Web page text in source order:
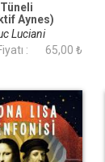
Aynes)
Luciani
:
65,00 ₺